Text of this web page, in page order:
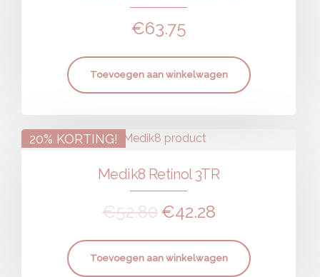
€63.75
Toevoegen aan winkelwagen
20% KORTING!
Medik8 Retinol 3TR
€52.80 €42.28
Toevoegen aan winkelwagen